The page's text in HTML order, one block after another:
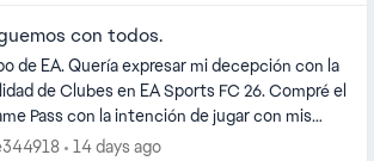
con todos.
mi decepción con la
de Clubes en EA Sports FC 26. Compré el
Pass con la intención de jugar con mis
están en PC y PS5, pero recién después
14 days ago